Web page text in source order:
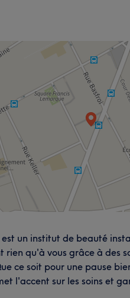
un institut de beauté
rien qu'à vous grâce à des
ce soit pour une pause
l'accent sur les soins et